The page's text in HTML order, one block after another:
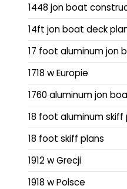
1448 jon boat
14ft jon boat deck
17 foot aluminum jon
1718 w Europie
1760 aluminum jon
18 foot aluminum skiff
18 foot skiff plans
1912 w Grecji
1918 w Polsce